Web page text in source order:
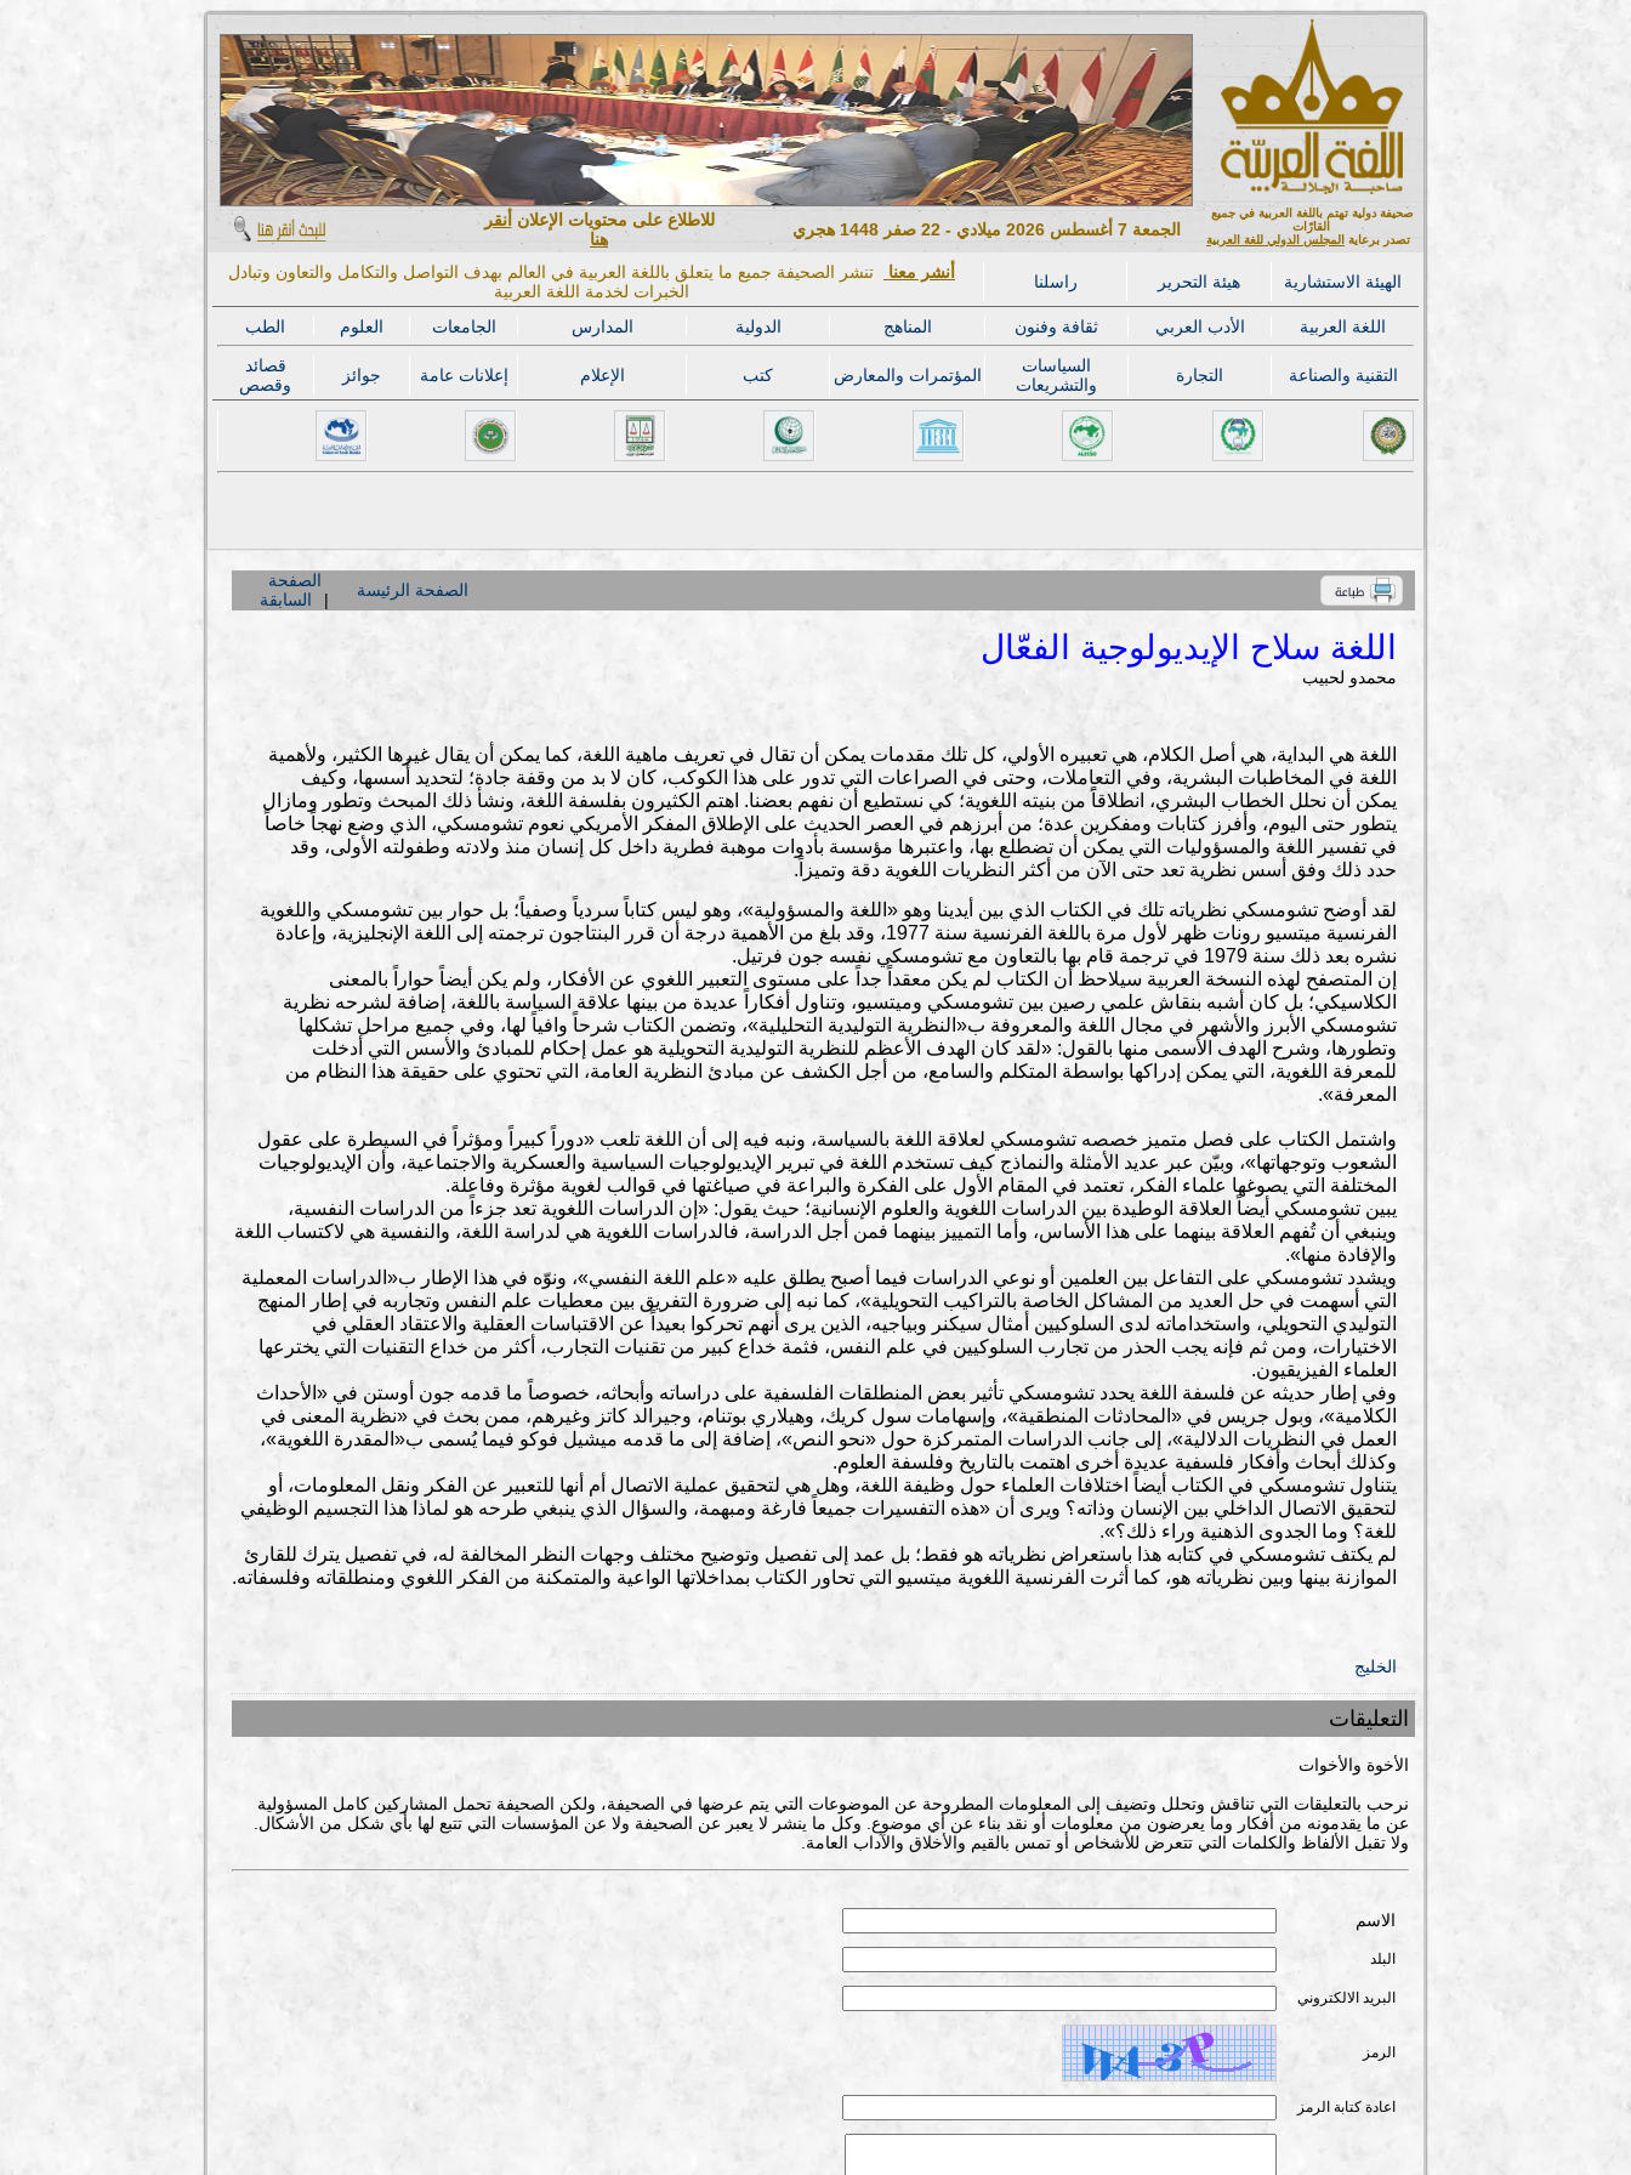
للاطلاع على محتويات الإعلان أنقر
هنا
صحيفة دولية تهتم باللغة العربية في جميع
القارّات
تصدر برعاية
المجلس الدولي للغة العربية
أنشر معنا
تنشر الصحيفة جميع ما يتعلق باللغة العربية في العالم بهدف التواصل والتكامل والتعاون وتبادل
الخبرات لخدمة اللغة العربية
راسلنا هيئة التحرير الهيئة الاستشارية
الطب العلوم الجامعات المدارس الدولية المناهج ثقافة وفنون الأدب العربي
اللغة العربية
قصائد
وقصص
جوائز إعلانات عامة الإعلام كتب المؤتمرات والمعارض
السياسات
والتشريعات
التجارة التقنية والصناعة
الصفحة
السابقة
الصفحة الرئيسة
اللغة سلاح الإيديولوجية الفعّال
محمدو لحبيب
اللغة هي البداية، هي أصل الكلام، هي تعبيره الأولي، كل تلك مقدمات يمكن أن تقال في تعريف ماهية اللغة، كما يمكن أن يقال غيرها الكثير، ولأهمية
اللغة في المخاطبات البشرية، وفي التعاملات، وحتى في الصراعات التي تدور على هذا الكوكب، كان لا بد من وقفة جادة؛ لتحديد أُسسها، وكيف
يمكن أن نحلل الخطاب البشري، انطلاقاًَ من بنيته اللغوية؛ كي نستطيع أن نفهم بعضنا. اهتم الكثيرون بفلسفة اللغة، ونشأ ذلك المبحث وتطور ومازال
يتطور حتى اليوم، وأفرز كتابات ومفكرين عدة؛ من أبرزهم في العصر الحديث على الإطلاق المفكر الأمريكي نعوم تشومسكي، الذي وضع نهجاً خاصاً
في تفسير اللغة والمسؤوليات التي يمكن أن تضطلع بها، واعتبرها مؤسسة بأدوات موهبة فطرية داخل كل إنسان منذ ولادته وطفولته الأولى، وقد
حدد ذلك وفق أسس نظرية تعد حتى الآن من أكثر النظريات اللغوية دقة وتميزاً.
لقد أوضح تشومسكي نظرياته تلك في الكتاب الذي بين أيدينا وهو «اللغة والمسؤولية»، وهو ليس كتاباً سردياً وصفياً؛ بل حوار بين تشومسكي واللغوية
الفرنسية ميتسيو رونات ظهر لأول مرة باللغة الفرنسية سنة 1977، وقد بلغ من الأهمية درجة أن قرر البنتاجون ترجمته إلى اللغة الإنجليزية، وإعادة
نشره بعد ذلك سنة 1979 في ترجمة قام بها بالتعاون مع تشومسكي نفسه جون فرتيل.
إن المتصفح لهذه النسخة العربية سيلاحظ أن الكتاب لم يكن معقداً جداً على مستوى التعبير اللغوي عن الأفكار، ولم يكن أيضاً حواراً بالمعنى
الكلاسيكي؛ بل كان أشبه بنقاش علمي رصين بين تشومسكي وميتسيو، وتناول أفكاراً عديدة من بينها علاقة السياسة باللغة، إضافة لشرحه نظرية
تشومسكي الأبرز والأشهر في مجال اللغة والمعروفة ب«النظرية التوليدية التحليلية»، وتضمن الكتاب شرحاً وافياً لها، وفي جميع مراحل تشكلها
وتطورها، وشرح الهدف الأسمى منها بالقول: «لقد كان الهدف الأعظم للنظرية التوليدية التحويلية هو عمل إحكام للمبادئ والأسس التي أدخلت
للمعرفة اللغوية، التي يمكن إدراكها بواسطة المتكلم والسامع، من أجل الكشف عن مبادئ النظرية العامة، التي تحتوي على حقيقة هذا النظام من
المعرفة».
واشتمل الكتاب على فصل متميز خصصه تشومسكي لعلاقة اللغة بالسياسة، ونبه فيه إلى أن اللغة تلعب «دوراً كبيراً ومؤثراً في السيطرة على عقول
الشعوب وتوجهاتها»، وبيّن عبر عديد الأمثلة والنماذج كيف تستخدم اللغة في تبرير الإيديولوجيات السياسية والعسكرية والاجتماعية، وأن الإيديولوجيات
المختلفة التي يصوغها علماء الفكر، تعتمد في المقام الأول على الفكرة والبراعة في صياغتها في قوالب لغوية مؤثرة وفاعلة.
يبين تشومسكي أيضاً العلاقة الوطيدة بين الدراسات اللغوية والعلوم الإنسانية؛ حيث يقول: «إن الدراسات اللغوية تعد جزءاً من الدراسات النفسية،
وينبغي أن تُفهم العلاقة بينهما على هذا الأساس، وأما التمييز بينهما فمن أجل الدراسة، فالدراسات اللغوية هي لدراسة اللغة، والنفسية هي لاكتساب اللغة
والإفادة منها».
ويشدد تشومسكي على التفاعل بين العلمين أو نوعي الدراسات فيما أصبح يطلق عليه «علم اللغة النفسي»، ونوّه في هذا الإطار ب«الدراسات المعملية
التي أسهمت في حل العديد من المشاكل الخاصة بالتراكيب التحويلية»، كما نبه إلى ضرورة التفريق بين معطيات علم النفس وتجاربه في إطار المنهج
التوليدي التحويلي، واستخداماته لدى السلوكيين أمثال سيكنر وبياجيه، الذين يرى أنهم تحركوا بعيداً عن الاقتباسات العقلية والاعتقاد العقلي في
الاختيارات، ومن ثم فإنه يجب الحذر من تجارب السلوكيين في علم النفس، فثمة خداع كبير من تقنيات التجارب، أكثر من خداع التقنيات التي يخترعها
العلماء الفيزيقيون.
وفي إطار حديثه عن فلسفة اللغة يحدد تشومسكي تأثير بعض المنطلقات الفلسفية على دراساته وأبحاثه، خصوصاً ما قدمه جون أوستن في «الأحداث
الكلامية»، وبول جريس في «المحادثات المنطقية»، وإسهامات سول كريك، وهيلاري بوتنام، وجيرالد كاتز وغيرهم، ممن بحث في «نظرية المعنى في
العمل في النظريات الدلالية»، إلى جانب الدراسات المتمركزة حول «نحو النص»، إضافة إلى ما قدمه ميشيل فوكو فيما يُسمى ب«المقدرة اللغوية»،
وكذلك أبحاث وأفكار فلسفية عديدة أخرى اهتمت بالتاريخ وفلسفة العلوم.
يتناول تشومسكي في الكتاب أيضاً اختلافات العلماء حول وظيفة اللغة، وهل هي لتحقيق عملية الاتصال أم أنها للتعبير عن الفكر ونقل المعلومات، أو
لتحقيق الاتصال الداخلي بين الإنسان وذاته؟ ويرى أن «هذه التفسيرات جميعاً فارغة ومبهمة، والسؤال الذي ينبغي طرحه هو لماذا هذا التجسيم الوظيفي
للغة؟ وما الجدوى الذهنية وراء ذلك؟».
لم يكتف تشومسكي في كتابه هذا باستعراض نظرياته هو فقط؛ بل عمد إلى تفصيل وتوضيح مختلف وجهات النظر المخالفة له، في تفصيل يترك للقارئ
الموازنة بينها وبين نظرياته هو، كما أثرت الفرنسية اللغوية ميتسيو التي تحاور الكتاب بمداخلاتها الواعية والمتمكنة من الفكر اللغوي ومنطلقاته وفلسفاته.
الخليج
التعليقات
الأخوة والأخوات
نرحب بالتعليقات التي تناقش وتحلل وتضيف إلى المعلومات المطروحة عن الموضوعات التي يتم عرضها في الصحيفة، ولكن الصحيفة تحمل المشاركين كامل المسؤولية
عن ما يقدمونه من أفكار وما يعرضون من معلومات أو نقد بناء عن أي موضوع. وكل ما ينشر لا يعبر عن الصحيفة ولا عن المؤسسات التي تتبع لها بأي شكل من الأشكال.
ولا تقبل الألفاظ والكلمات التي تتعرض للأشخاص أو تمس بالقيم والأخلاق والآداب العامة.
الاسم
البلد
البريد الالكتروني
الرمز
اعادة كتابة الرمز